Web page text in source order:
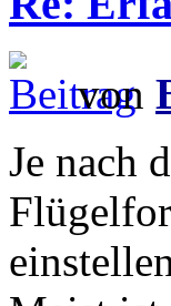
von
Je nach